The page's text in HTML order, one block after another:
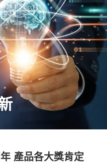
產品各大獎肯定